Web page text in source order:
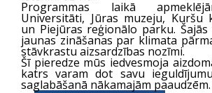
Programmas laikā
Universitāti, Jūras muzeju, Kuršu
un Piejūras reģionālo parku. Šajās
jaunas zināšanas par klimata
stāvkrastu aizsardzības nozīmi.
Šī pieredze mūs iedvesmoja
katrs varam dot savu
saglabāšanā nākamajām paaudzēm.